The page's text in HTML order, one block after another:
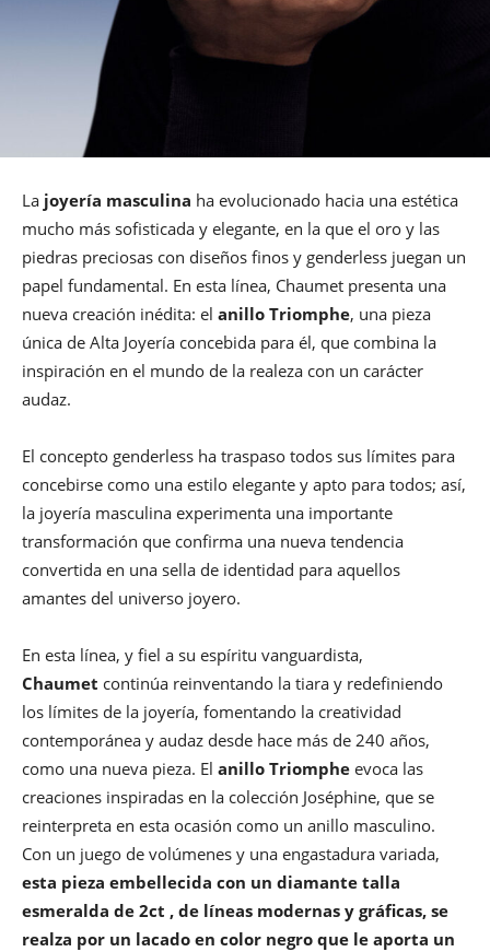
La joyería masculina ha evolucionado hacia una estética
mucho más sofisticada y elegante, en la que el oro y las
piedras preciosas con diseños finos y genderless juegan un
papel fundamental. En esta línea, Chaumet presenta una
nueva creación inédita: el anillo Triomphe, una pieza
única de Alta Joyería concebida para él, que combina la
inspiración en el mundo de la realeza con un carácter
audaz.
El concepto genderless ha traspaso todos sus límites para
concebirse como una estilo elegante y apto para todos; así,
la joyería masculina experimenta una importante
transformación que confirma una nueva tendencia
convertida en una sella de identidad para aquellos
amantes del universo joyero.
En esta línea, y fiel a su espíritu vanguardista,
Chaumet continúa reinventando la tiara y redefiniendo
los límites de la joyería, fomentando la creatividad
contemporánea y audaz desde hace más de 240 años,
como una nueva pieza. El anillo Triomphe evoca las
creaciones inspiradas en la colección Joséphine, que se
reinterpreta en esta ocasión como un anillo masculino.
Con un juego de volúmenes y una engastadura variada,
esta pieza embellecida con un diamante talla
esmeralda de 2ct , de líneas modernas y gráficas, se
realza por un lacado en color negro que le aporta un